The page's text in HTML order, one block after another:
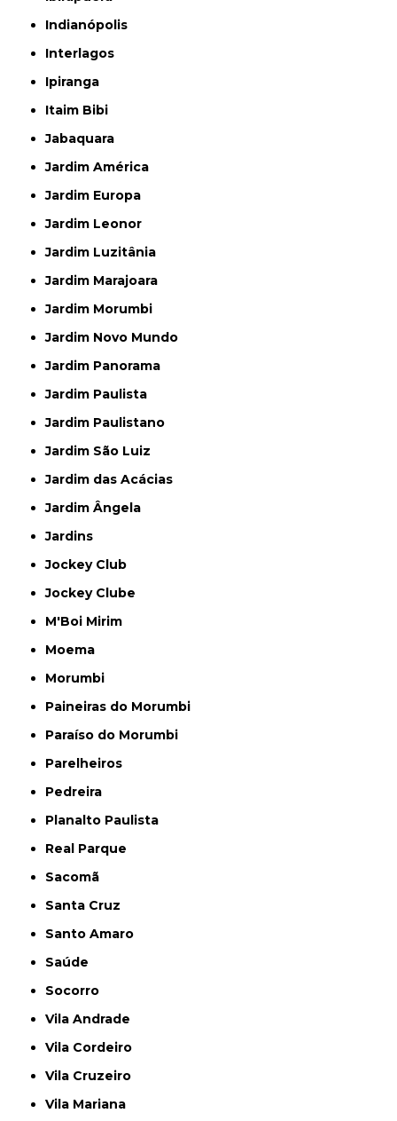
Indianópolis
Interlagos
Ipiranga
Itaim Bibi
Jabaquara
Jardim América
Jardim Europa
Jardim Leonor
Jardim Luzitânia
Jardim Marajoara
Jardim Morumbi
Jardim Novo Mundo
Jardim Panorama
Jardim Paulista
Jardim Paulistano
Jardim São Luiz
Jardim das Acácias
Jardim Ângela
Jardins
Jockey Club
Jockey Clube
M'Boi Mirim
Moema
Morumbi
Paineiras do Morumbi
Paraíso do Morumbi
Parelheiros
Pedreira
Planalto Paulista
Real Parque
Sacomã
Santa Cruz
Santo Amaro
Saúde
Socorro
Vila Andrade
Vila Cordeiro
Vila Cruzeiro
Vila Mariana